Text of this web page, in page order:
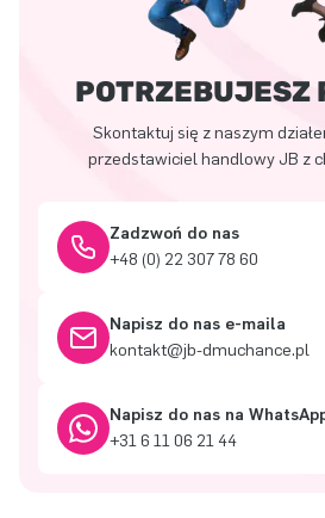
POTRZEBUJESZ
Skontaktuj się z naszym
przedstawiciel handlowy JB z
Zadzwoń do nas
+48 (0) 22 307 78 60
Napisz do nas e-maila
kontakt@jb-dmuchance.pl
Napisz do nas na
+31 6 11 06 21 44